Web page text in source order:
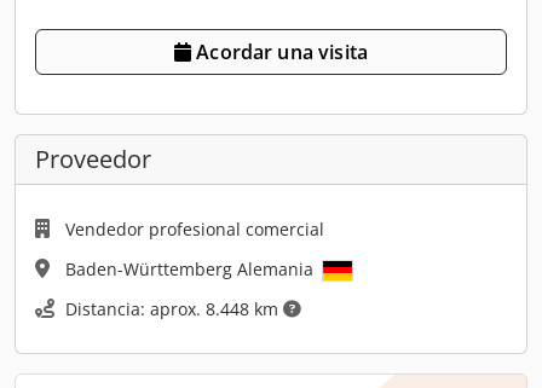
Acordar una visita
Proveedor
Vendedor profesional comercial
Baden-Württemberg Alemania
Distancia: aprox. 8.448 km